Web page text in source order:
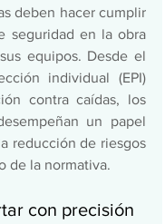
deben hacer cumplir
seguridad en la obra
equipos. Desde el
individual (EPI)
contra caídas, los
un papel
reducción de riesgos
de la normativa.
con precisión